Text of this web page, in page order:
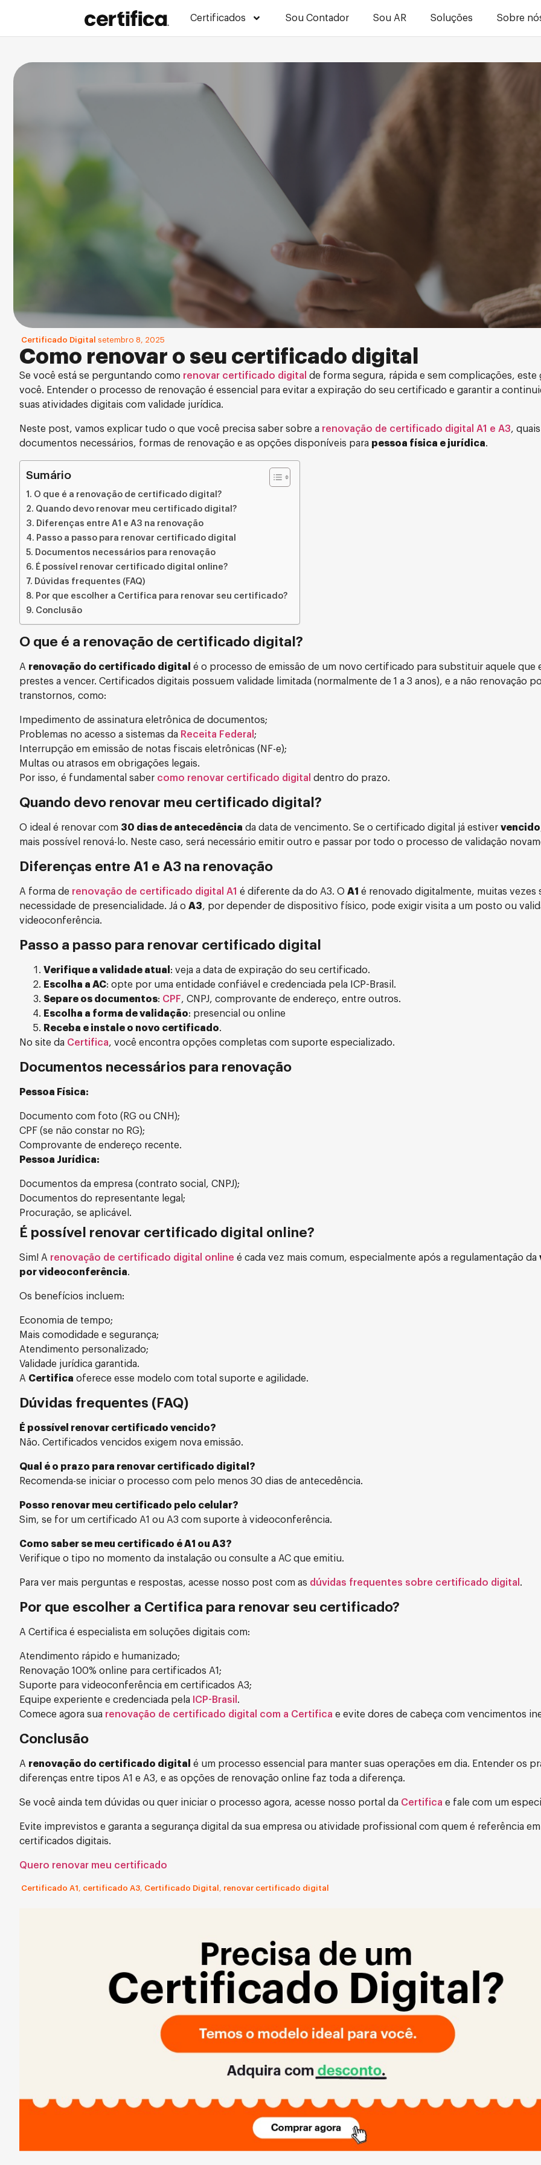
Certificados Sou Contador Sou AR Soluções Sobre
Certificado Digital setembro 8, 2025
Como renovar o seu certificado digital
Se você está se perguntando como renovar certificado digital de forma segura, rápida e sem complicações, este
você. Entender o processo de renovação é essencial para evitar a expiração do seu certificado e garantir a
suas atividades digitais com validade jurídica.
Neste post, vamos explicar tudo o que você precisa saber sobre a renovação de certificado digital A1 e A3,
documentos necessários, formas de renovação e as opções disponíveis para pessoa física e jurídica.
Sumário
O que é a renovação de certificado digital?
Quando devo renovar meu certificado digital?
Diferenças entre A1 e A3 na renovação
Passo a passo para renovar certificado digital
Documentos necessários para renovação
É possível renovar certificado digital online?
Dúvidas frequentes (FAQ)
Por que escolher a Certifica para renovar seu certificado?
Conclusão
O que é a renovação de certificado digital?
A renovação do certificado digital
é o processo de emissão de um novo certificado para substituir aquele que
prestes a vencer. Certificados digitais possuem validade limitada (normalmente de 1 a 3 anos), e a não renovação
transtornos, como:
Impedimento de assinatura eletrônica de documentos;
Problemas no acesso a sistemas da Receita Federal ;
Interrupção em emissão de notas fiscais eletrônicas (NF-e);
Multas ou atrasos em obrigações legais.
Por isso, é fundamental saber como renovar certificado digital dentro do prazo.
Quando devo renovar meu certificado digital?
O ideal é renovar com 30 dias de antecedência da data de vencimento. Se o certificado digital já estiver vencido
mais possível renová-lo. Neste caso, será necessário emitir outro e passar por todo o processo de validação
Diferenças entre A1 e A3 na renovação
A forma de renovação de certificado digital A1 é diferente da do A3. O A1 é renovado digitalmente, muitas vezes
necessidade de presencialidade. Já o A3, por depender de dispositivo físico, pode exigir visita a um posto ou
videoconferência.
Passo a passo para renovar certificado digital
Verifique a validade atual : veja a data de expiração do seu certificado.
Escolha a AC: opte por uma entidade confiável e credenciada pela ICP-Brasil.
Separe os documentos: CPF, CNPJ, comprovante de endereço, entre outros.
Escolha a forma de validação: presencial ou online
Receba e instale o novo certificado.
No site da Certifica, você encontra opções completas com suporte especializado.
Documentos necessários para renovação
Pessoa Física:
Documento com foto (RG ou CNH);
CPF (se não constar no RG);
Comprovante de endereço recente.
Pessoa Jurídica:
Documentos da empresa (contrato social, CNPJ);
Documentos do representante legal;
Procuração, se aplicável.
É possível renovar certificado digital online?
Sim! A renovação de certificado digital online é cada vez mais comum, especialmente após a regulamentação da
por videoconferência.
Os benefícios incluem:
Economia de tempo;
Mais comodidade e segurança;
Atendimento personalizado;
Validade jurídica garantida.
A Certifica oferece esse modelo com total suporte e agilidade.
Dúvidas frequentes (FAQ)
É possível renovar certificado vencido?
Não. Certificados vencidos exigem nova emissão.
Qual é o prazo para renovar certificado digital?
Recomenda-se iniciar o processo com pelo menos 30 dias de antecedência.
Posso renovar meu certificado pelo celular?
Sim, se for um certificado A1 ou A3 com suporte à videoconferência.
Como saber se meu certificado é A1 ou A3?
Verifique o tipo no momento da instalação ou consulte a AC que emitiu.
Para ver mais perguntas e respostas, acesse nosso post com as dúvidas frequentes sobre certificado digital .
Por que escolher a Certifica para renovar seu certificado?
A Certifica é especialista em soluções digitais com:
Atendimento rápido e humanizado;
Renovação 100% online para certificados A1;
Suporte para videoconferência em certificados A3;
Equipe experiente e credenciada pela ICP-Brasil .
Comece agora sua renovação de certificado digital com a Certifica e evite dores de cabeça com vencimentos
Conclusão
A renovação do certificado digital
é um processo essencial para manter suas operações em dia. Entender os
diferenças entre tipos A1 e A3, e as opções de renovação online faz toda a diferença.
Se você ainda tem dúvidas ou quer iniciar o processo agora, acesse nosso portal da Certifica e fale com um
Evite imprevistos e garanta a segurança digital da sua empresa ou atividade profissional com quem é referência em
certificados digitais.
Quero renovar meu certificado
Certificado A1, certificado A3, Certificado Digital , renovar certificado digital